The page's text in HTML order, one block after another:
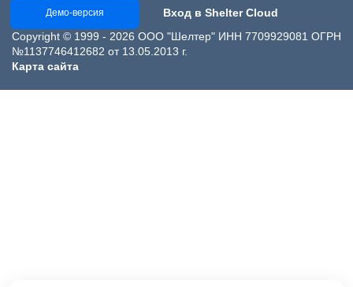
Вход в Shelter Cloud
Демо-версия
Copyright © 1999 - 2026 ООО "Шелтер" ИНН 7709929081 ОГРН
№1137746412682 от 13.05.2013 г.
Карта сайта